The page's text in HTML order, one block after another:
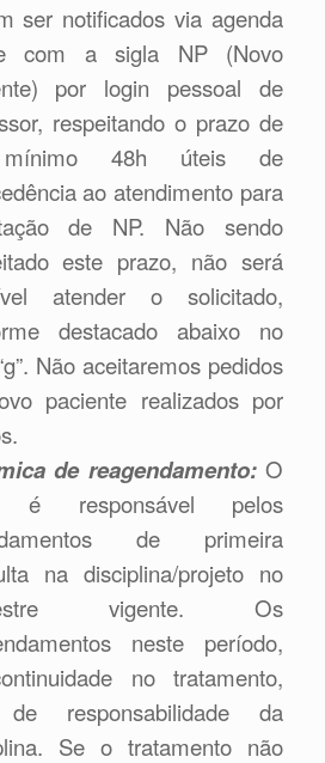
ser notificados via agenda
com a sigla NP (Novo
por login pessoal de
respeitando o prazo de
48h úteis de
ao atendimento para
de NP. Não sendo
este prazo, não será
atender o solicitado,
destacado abaixo no
Não aceitaremos pedidos
paciente realizados por
de reagendamento:O
é responsável pelos
de primeira
na disciplina/projeto no
vigente. Os
neste período,
no tratamento,
responsabilidade da
Se o tratamento não